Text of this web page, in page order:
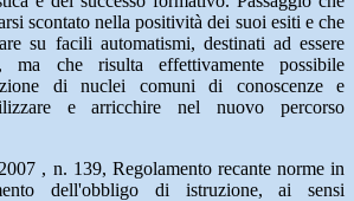
scontato nella positività dei suoi esiti e che
su facili automatismi, destinati ad essere
ma che risulta effettivamente possibile
di nuclei comuni di conoscenze e
e arricchire nel nuovo percorso
, n. 139, Regolamento recante norme in
dell'obbligo di istruzione, ai sensi